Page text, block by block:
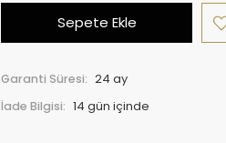
Sepete Ekle
Garanti Süresi: 24 ay
İade Bilgisi: